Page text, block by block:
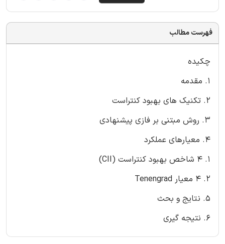
فهرست مطالب
چکیده
1. مقدمه
2. تکنیک های بهبود کنتراست
3. روش مبتنی بر فازی پیشنهادی
4. معیارهای عملکرد
1. 4 شاخص بهبود کنتراست (CII)
2. 4 معیار Tenengrad
5. نتایج و بحث
6. نتیجه گیری